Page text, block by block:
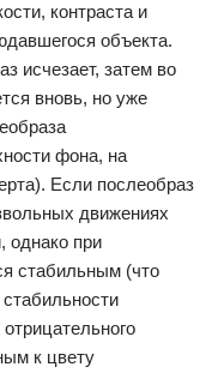
контраста и
объекта.
исчезает, затем во
вновь, но уже
фона, на
Если послеобраз
движениях
однако при
стабильным (что
к цвету